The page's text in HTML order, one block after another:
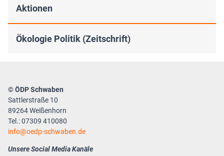
Aktionen
Ökologie Politik (Zeitschrift)
© ÖDP Schwaben
Sattlerstraße 10
89264 Weißenhorn
Tel.: 07309 410080
info
oedp-schwaben.de
Unsere Social Media Kanäle